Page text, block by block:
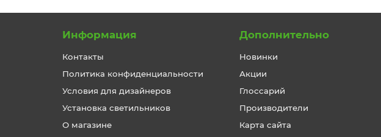
Информация
Контакты
Политика конфиденциальности
Условия для дизайнеров
Установка светильников
О магазине
Дополнительно
Новинки
Акции
Глоссарий
Производители
Карта сайта